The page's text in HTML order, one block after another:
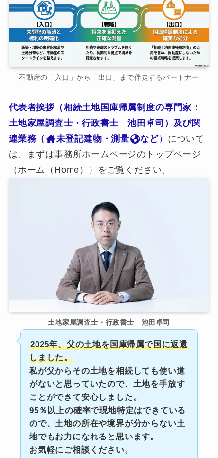
不動産の「入口」から「出口」まで伴走するパートナー
代表者挨拶（相続土地国庫帰属制度の専門家：
土地家屋調査士・行政書士 池田卓司）及び関
連業務（
未登記建物・測量 など） について
は、まずは事務所ホームページのトップページ
（ホーム（Home））をご覧ください。
土地家屋調査士・行政書士 池田卓司
2025年、父の土地を国庫帰属で国に返還
しました。
私が父からその土地を相続しても使い道
がないと思っていたので、土地を手放す
ことができて安心しました。
95％以上の確率で現地特定はできている
ので、土地の所在や境界が分からない土
地でもお力になれると思います。
お気軽にご相談ください。